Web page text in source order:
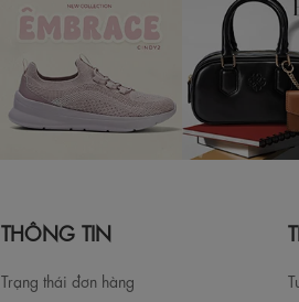
THÔNG TIN
Trạng thái đơn hàng